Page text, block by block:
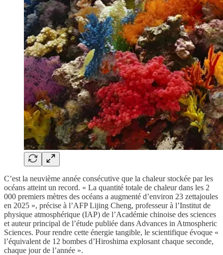
C’est la neuvième année consécutive que la chaleur stockée par les
océans atteint un record. « La quantité totale de chaleur dans les 2
000 premiers mètres des océans a augmenté d’environ 23 zettajoules
en 2025 », précise à l’AFP Lijing Cheng, professeur à l’Institut de
physique atmosphérique (IAP) de l’Académie chinoise des sciences
et auteur principal de l’étude publiée dans Advances in Atmospheric
Sciences. Pour rendre cette énergie tangible, le scientifique évoque «
l’équivalent de 12 bombes d’Hiroshima explosant chaque seconde,
chaque jour de l’année ».